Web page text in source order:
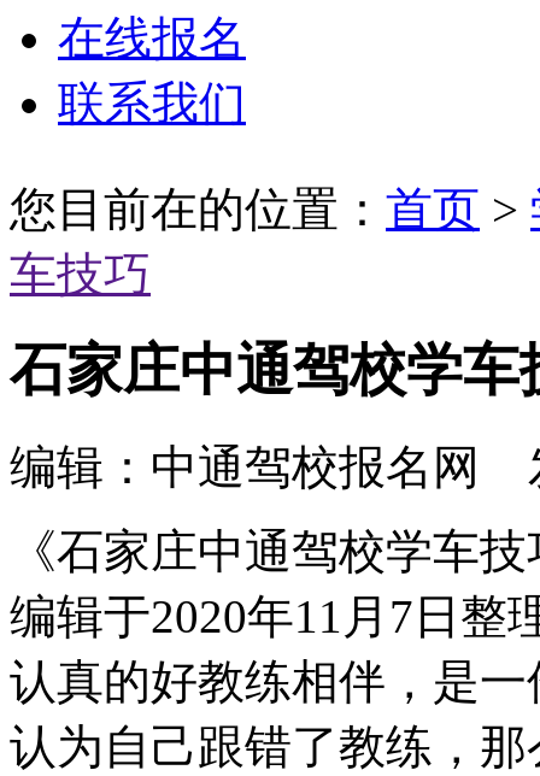
在线报名
联系我们
您目前在的位置： 首页 >
车技巧
石家庄中通驾校学车
编辑：中通驾校报名网
《石家庄中通驾校学车
编辑于2020年11月7日整
认真的好教练相伴，是
认为自己跟错了教练，